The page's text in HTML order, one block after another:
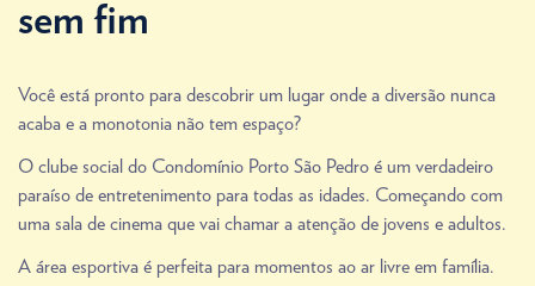
sem fim
Você está pronto para descobrir um lugar onde a diversão nunca
acaba e a monotonia não tem espaço?
O clube social do Condomínio Porto São Pedro é um verdadeiro
paraíso de entretenimento para todas as idades. Começando com
uma sala de cinema que vai chamar a atenção de jovens e adultos.
A área esportiva é perfeita para momentos ao ar livre em família.